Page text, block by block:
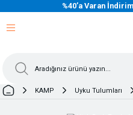
%40’a Varan
KAMP Uyku Tulumları